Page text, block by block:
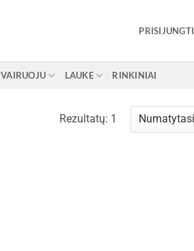
PRISIJUNGTI
VAIRUOJU LAUKE RINKINIAI
Rezultatų: 1